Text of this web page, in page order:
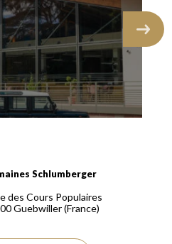
Vignerons 100% récoltants
Schlumberger
des Cours Populaires
Guebwiller(France)